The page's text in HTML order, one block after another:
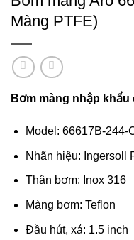
Màng PTFE)
Bơm màng nhập khẩu
Model: 66617B-244-
Nhãn hiệu: Ingersoll
Thân bơm: Inox 316
Màng bơm: Teflon
Đầu hút, xả: 1.5 inch